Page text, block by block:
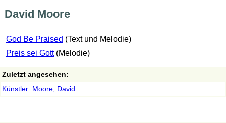
David Moore
God Be Praised (Text und Melodie)
Preis sei Gott (Melodie)
Zuletzt angesehen:
Künstler: Moore, David